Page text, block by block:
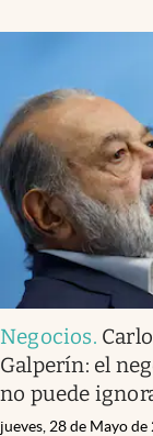
Negocios.
Galperín: el
no puede
jueves, 28 de Mayo de